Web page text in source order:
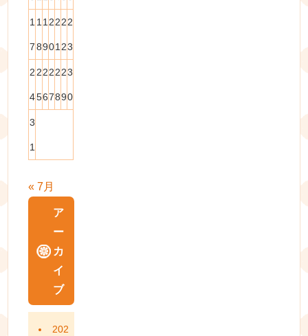
1
7
1
8
1
9
2
0
2
1
2
2
2
3
2
4
2
5
2
6
2
7
2
8
2
9
3
0
3
1
« 7月
ア
ー
カ
イ
ブ
202